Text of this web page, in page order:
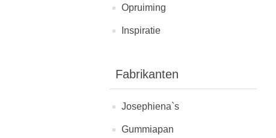
Opruiming
Inspiratie
Fabrikanten
Josephiena`s
Gummiapan